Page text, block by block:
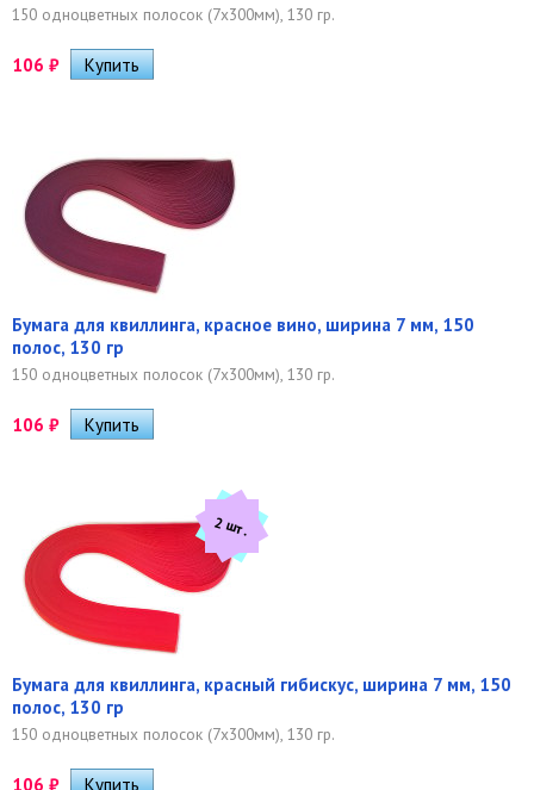
150 одноцветных полосок (7х300мм), 130 гр.
106 ₽
Бумага для квиллинга, красное вино, ширина 7 мм, 150
полос, 130 гр
150 одноцветных полосок (7х300мм), 130 гр.
106 ₽
2 шт.
Бумага для квиллинга, красный гибискус, ширина 7 мм, 150
полос, 130 гр
150 одноцветных полосок (7х300мм), 130 гр.
106 ₽